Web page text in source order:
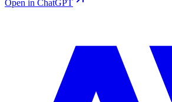
Open in ChatGPT